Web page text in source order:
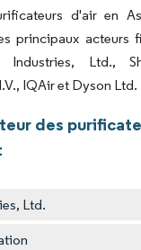
d'air en
principaux acteurs
Industries, Ltd.,
IQAir et Dyson Ltd.
des
Ltd.